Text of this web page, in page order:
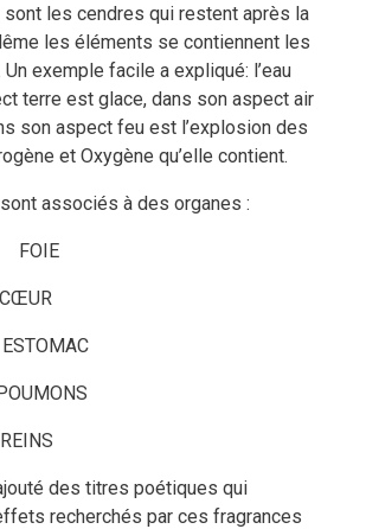
sont les cendres qui restent après la
les éléments se contiennent les
exemple facile a expliqué: l’eau
terre est glace, dans son aspect air
son aspect feu est l’explosion des
et Oxygène qu’elle contient.
associés à des organes :
FOIE
des titres poétiques qui
recherchés par ces fragrances